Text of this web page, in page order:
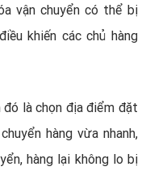
vận chuyển có thể bị
khiến các chủ hàng
là chọn địa điểm đặt
hàng vừa nhanh,
hàng lại không lo bị